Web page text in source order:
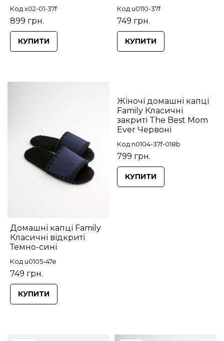
Код x02-01-37f
899 грн.
КУПИТИ
Код u0110-37f
749 грн.
КУПИТИ
Домашні капці Family
Класичні відкриті
Темно-сині
Код u0105-47e
749 грн.
КУПИТИ
Жіночі домашні капці
Family Класичні
закриті The Best Mom
Ever Червоні
Код n0104-37f-018b
799 грн.
КУПИТИ